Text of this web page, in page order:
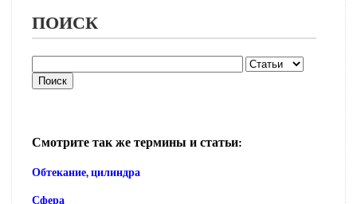
ПОИСК
Смотрите так же термины и статьи:
Обтекание, цилиндра
Сфера